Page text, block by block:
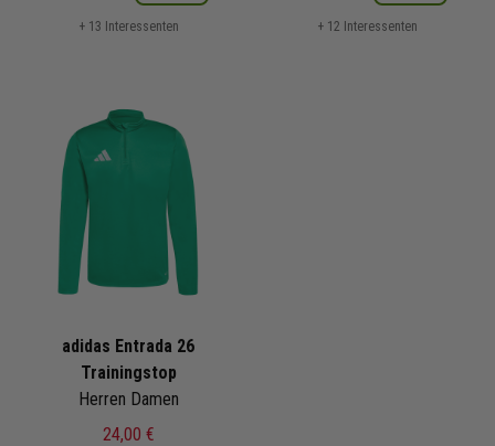
+ 13 Interessenten + 12 Interessenten
adidas Entrada 26
Trainingstop
Herren Damen
24,00 €